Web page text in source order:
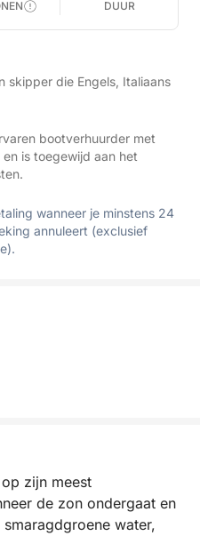
DUUR
skipper die Engels, Italiaans
bootverhuurder met
is toegewijd aan het
wanneer je minstens 24
annuleert (exclusief
zijn meest
de zon ondergaat en
water,